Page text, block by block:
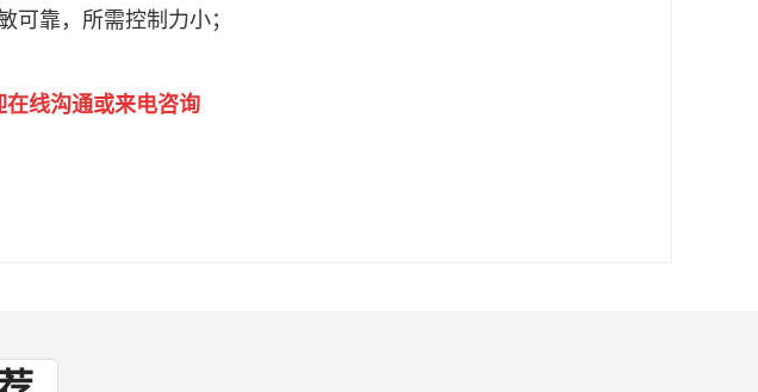
可靠，所需控制力小；
线沟通或来电咨询